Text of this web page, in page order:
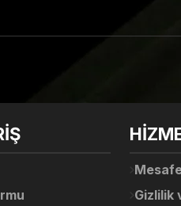
diğer konularda yetersiz
Gizlilik